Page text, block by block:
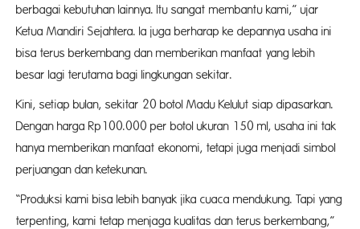
berbagai kebutuhan lainnya. Itu sangat membantu kami,” ujar
Ketua Mandiri Sejahtera. Ia juga berharap ke depannya usaha ini
bisa terus berkembang dan memberikan manfaat yang lebih
besar lagi terutama bagi lingkungan sekitar.
Kini, setiap bulan, sekitar 20 botol Madu Kelulut siap dipasarkan.
Dengan harga Rp100.000 per botol ukuran 150 ml, usaha ini tak
hanya memberikan manfaat ekonomi, tetapi juga menjadi simbol
perjuangan dan ketekunan.
“Produksi kami bisa lebih banyak jika cuaca mendukung. Tapi yang
terpenting, kami tetap menjaga kualitas dan terus berkembang,”